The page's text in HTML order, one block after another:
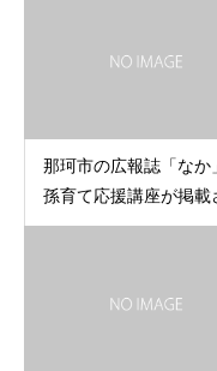
那珂市の広報誌「なか
孫育て応援講座が掲載